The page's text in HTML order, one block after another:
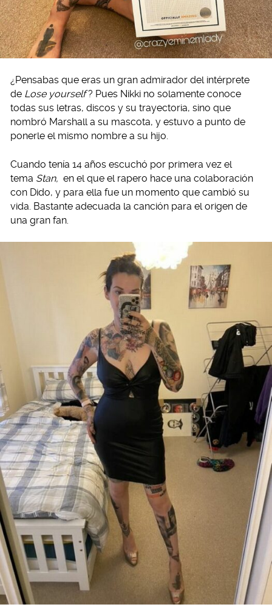
¿Pensabas que eras un gran admirador del intérprete
de Lose yourself? Pues Nikki no solamente conoce
todas sus letras, discos y su trayectoria, sino que
nombró Marshall a su mascota, y estuvo a punto de
ponerle el mismo nombre a su hijo.
Cuando tenía 14 años escuchó por primera vez el
tema Stan, en el que el rapero hace una colaboración
con Dido, y para ella fue un momento que cambió su
vida. Bastante adecuada la canción para el origen de
una gran fan.